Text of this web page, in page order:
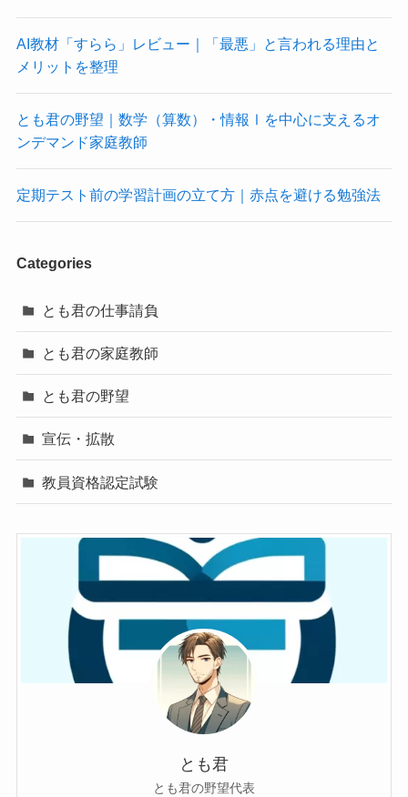
AI教材「すらら」レビュー｜「最悪」と言われる理由と
メリットを整理
とも君の野望｜数学（算数）・情報Ⅰを中心に支えるオ
ンデマンド家庭教師
定期テスト前の学習計画の立て方｜赤点を避ける勉強法
Categories
とも君の仕事請負
とも君の家庭教師
とも君の野望
宣伝・拡散
教員資格認定試験
とも君
とも君の野望代表